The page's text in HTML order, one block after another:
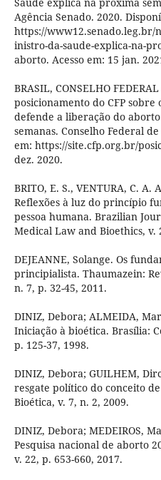
Agência Senado. 2020.
https://www12.senado.leg.br/
inistro-da-saude-explica-na-
aborto. Acesso em: 15 jan.
BRASIL, CONSELHO
posicionamento do CFP
defende a liberação do aborto
semanas. Conselho Federal
em: https://site.cfp.org.br/
dez. 2020.
BRITO, E. S., VENTURA, C.
Reflexões à luz do princípio
pessoa humana. Brazilian
Medical Law and Bioethics, v.
DEJEANNE, Solange. Os
principialista. Thaumazein:
n. 7, p. 32-45, 2011.
DINIZ, Debora; ALMEIDA,
Iniciação à bioética. Brasília:
p. 125-37, 1998.
DINIZ, Debora; GUILHEM,
resgate político do conceito
Bioética, v. 7, n. 2, 2009.
DINIZ, Debora; MEDEIROS,
Pesquisa nacional de aborto
v. 22, p. 653-660, 2017.